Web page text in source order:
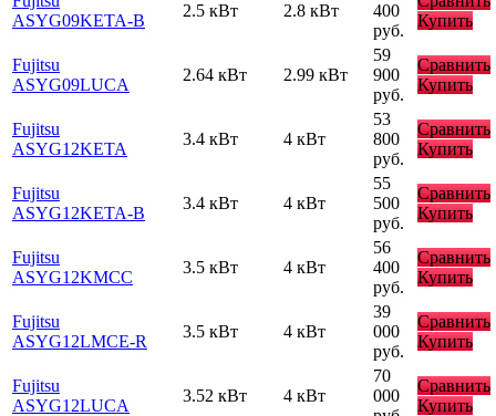
ASYG09KETA-B
2.5 кВт 2.8 кВт
400
руб.
Купить
Fujitsu
ASYG09LUCA
2.64 кВт 2.99 кВт
59
900
руб.
Сравнить
Купить
Fujitsu
ASYG12KETA
3.4 кВт 4 кВт
53
800
руб.
Сравнить
Купить
Fujitsu
ASYG12KETA-B
3.4 кВт 4 кВт
55
500
руб.
Сравнить
Купить
Fujitsu
ASYG12KMCC
3.5 кВт 4 кВт
56
400
руб.
Сравнить
Купить
Fujitsu
ASYG12LMCE-R
3.5 кВт 4 кВт
39
000
руб.
Сравнить
Купить
Fujitsu
ASYG12LUCA
3.52 кВт 4 кВт
70
000
Сравнить
Купить